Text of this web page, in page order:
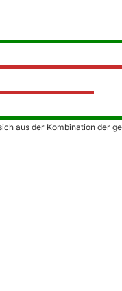
aus der Kombination der